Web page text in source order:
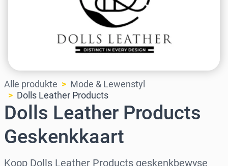
Alle produkte
Mode & Lewenstyl
Dolls Leather Products
Dolls Leather Products
Geskenkkaart
Koop Dolls Leather Products geskenkbewyse